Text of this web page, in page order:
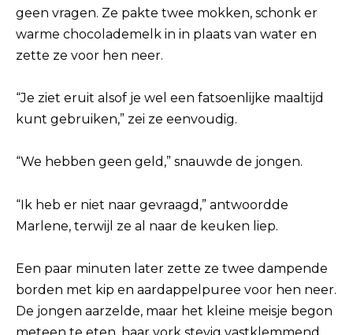
geen vragen. Ze pakte twee mokken, schonk er
warme chocolademelk in in plaats van water en
zette ze voor hen neer.
“Je ziet eruit alsof je wel een fatsoenlijke maaltijd
kunt gebruiken,” zei ze eenvoudig.
“We hebben geen geld,” snauwde de jongen.
“Ik heb er niet naar gevraagd,” antwoordde
Marlene, terwijl ze al naar de keuken liep.
Een paar minuten later zette ze twee dampende
borden met kip en aardappelpuree voor hen neer.
De jongen aarzelde, maar het kleine meisje begon
meteen te eten, haar vork stevig vastklemmend